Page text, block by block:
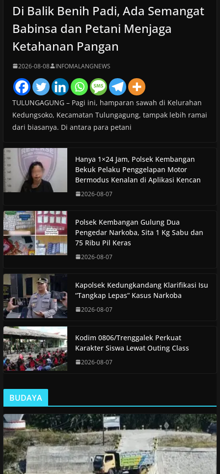
Di Balik Benih Padi, Ada Semangat
Babinsa dan Petani Menjaga
Ketahanan Pangan
2026-08-08 INFOMALANGNEWS
TULUNGAGUNG – Pagi ini, hamparan sawah di Kelurahan
Kedungsoko, Kecamatan Tulungagung, tampak lebih ramai
dari biasanya. Di antara para petani
Hanya 1×24 Jam, Polsek Kembangan
Bekuk Pelaku Penggelapan Motor
Bermodus Kenalan di Aplikasi Kencan
2026-08-07
Polsek Kembangan Gulung Dua
Pengedar Narkoba, Sita 1 Kg Sabu dan
75 Ribu Pil Keras
2026-08-07
Kapolsek Kedungkandang Klarifikasi Isu
“Tangkap Lepas” Kasus Narkoba
2026-08-07
Kodim 0806/Trenggalek Perkuat
Karakter Siswa Lewat Outing Class
2026-08-07
BUDAYA